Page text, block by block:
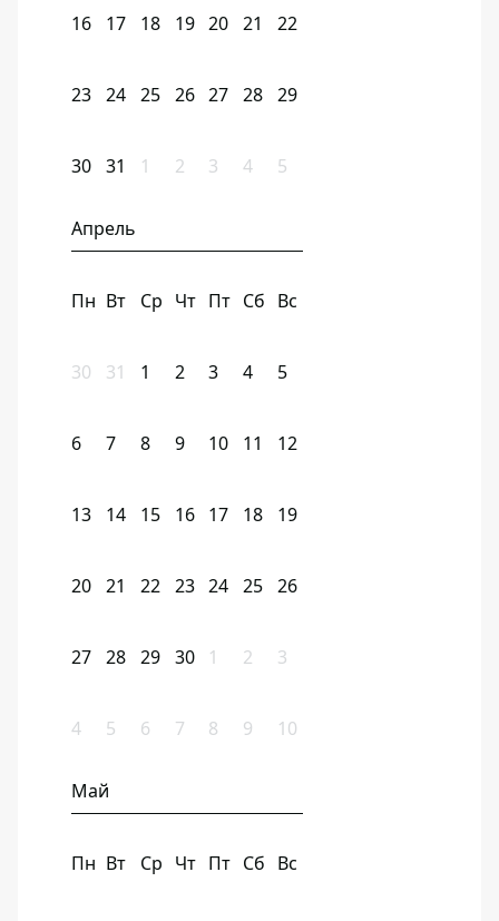
16 17 18 19 20 21 22
23 24 25 26 27 28 29
30 31 1 2 3 4 5
Апрель
Пн Вт Ср Чт Пт Сб Вс
30 31 1 2 3 4 5
6 7 8 9 10 11 12
13 14 15 16 17 18 19
20 21 22 23 24 25 26
27 28 29 30 1 2 3
4 5 6 7 8 9 10
Май
Пн Вт Ср Чт Пт Сб Вс